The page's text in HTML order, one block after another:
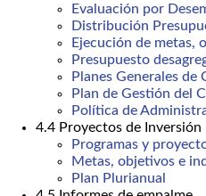
Evaluación por
Distribución
Ejecución de metas,
Presupuesto
Planes Generales de
Plan de Gestión del
Política de
4.4 Proyectos de Inversión
Programas y
Metas, objetivos e
Plan Plurianual